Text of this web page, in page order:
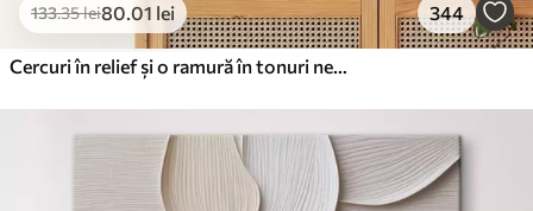
133.35lei80.01 lei 344
Cercuri în relief și o ramură în tonuri neutre calde